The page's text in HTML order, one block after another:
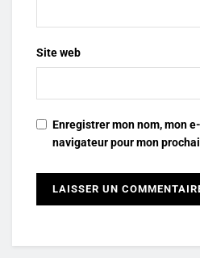
Site web
Enregistrer mon nom, mon
navigateur pour mon